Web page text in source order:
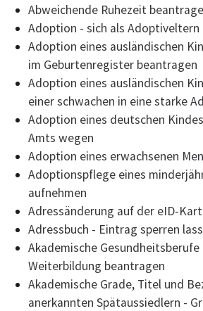
Abweichende Ruhezeit
Adoption - sich als Adoptiveltern
Adoption eines ausländischen
im Geburtenregister beantragen
Adoption eines ausländischen
einer schwachen in eine starke
Adoption eines deutschen
Amts wegen
Adoption eines erwachsenen
Adoptionspflege eines
aufnehmen
Adressänderung auf der eID-
Adressbuch - Eintrag sperren
Akademische
Weiterbildung beantragen
Akademische Grade, Titel und
anerkannten Spätaussiedlern -